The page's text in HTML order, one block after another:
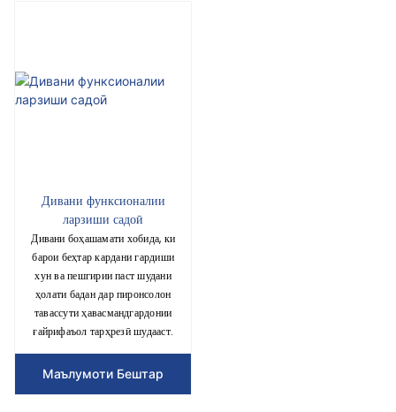
Дивани функсионалии
ларзиши садоӣ
Дивани боҳашамати хобида, ки
барои беҳтар кардани гардиши
хун ва пешгирии паст шудани
ҳолати бадан дар пиронсолон
тавассути ҳавасмандгардонии
ғайрифаъол тарҳрезӣ шудааст.
Маълумоти Бештар